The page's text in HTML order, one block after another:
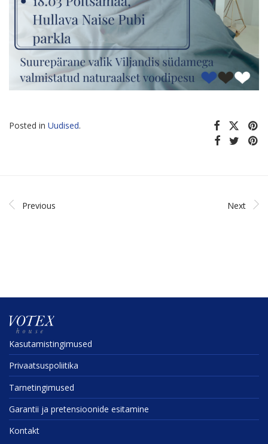
Posted in Uudised.
Previous Next
Kasuta­mis­tin­gi­mused
Privaat­sus­po­liitika
Tarne­tin­gi­mused
Garantii ja preten­sioonide esitamine
Kontakt